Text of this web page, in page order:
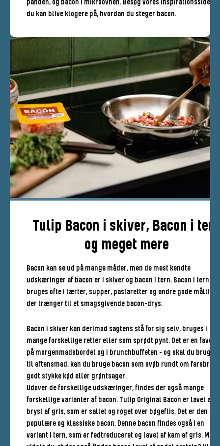
panden, og bacon i mikroovnen. Besøg vores inspirationsside,
du kan blive klogere på, hvordan du steger bacon.
Tulip Bacon i skiver, Bacon i
og meget mere
Bacon kan se ud på mange måder, men de mest kendte
udskæringer af bacon er i skiver og bacon i tern. Bacon i tern
bruges ofte i tærter, supper, pastaretter og andre gode
der trænger til et smagsgivende bacon-drys.
Bacon i skiver kan derimod sagtens stå for sig selv, bruges i
mange forskellige retter eller som sprødt pynt. Det er en favorit
på morgenmadsbordet og i brunchbuffeten – og skal du bruge
til aftensmad, kan du bruge bacon som svøb rundt om farsbrød,
godt stykke kød eller grøntsager.
Udover de forskellige udskæringer, findes der også mange
forskellige varianter af bacon. Tulip Original Bacon er lavet af
bryst af gris, som er saltet og røget over bøgeflis. Det er den
populære og klassiske bacon. Denne bacon findes også i en
variant i tern, som er fedtreduceret og lavet af kam af gris. Men